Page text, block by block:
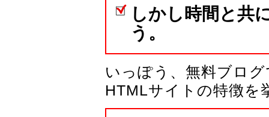
しかし時間と共
う。
いっぽう、無料ブロ
HTMLサイトの特徴を